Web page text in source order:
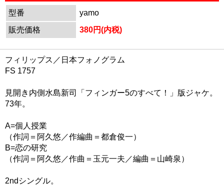
型番
yamo
販売価格
380円(内税)
フィリップス／日本フォノグラム
FS 1757
見開き内側水島新司「フィンガー5のすべて！」版ジャケ。
73年。
A=個人授業
（作詞＝阿久悠／作編曲＝都倉俊一）
B=恋の研究
（作詞＝阿久悠／作曲＝玉元一夫／編曲＝山崎泉）
2ndシングル。